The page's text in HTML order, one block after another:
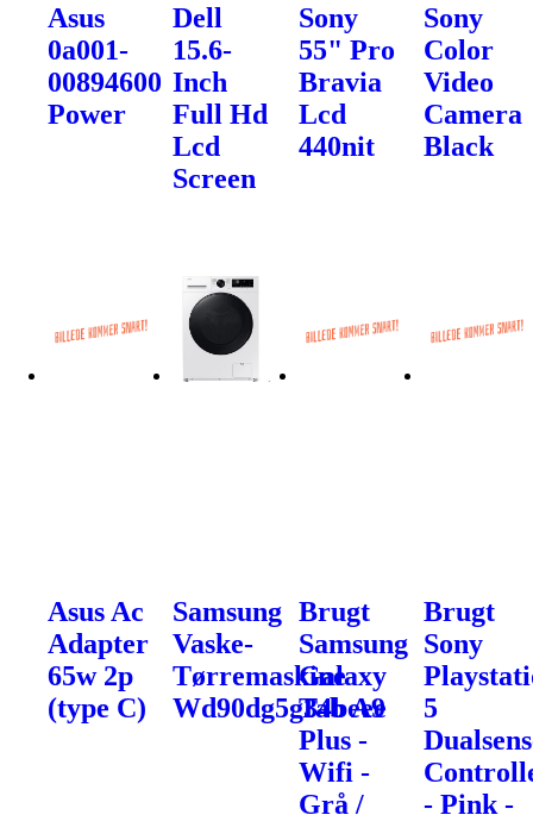
Asus
0a001-
00894600
Power
Dell
15.6-
Inch
Full Hd
Lcd
Screen
Sony
55" Pro
Bravia
Lcd
440nit
Sony
Color
Video
Camera
Black
Asus Ac
Adapter
65w 2p
(type C)
Samsung
Vaske-
Tørremaskine
Wd90dg5g34beee
Brugt
Samsung
Galaxy
Tab A9
Plus -
Wifi -
Grå /
Brugt
Sony
5
- Pink -